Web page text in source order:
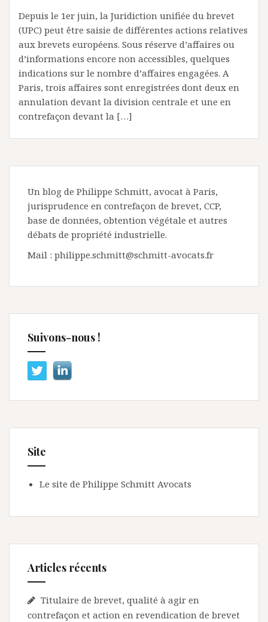
Depuis le 1er juin, la Juridiction unifiée du brevet
(UPC) peut être saisie de différentes actions relatives
aux brevets européens. Sous réserve d’affaires ou
d’informations encore non accessibles, quelques
indications sur le nombre d’affaires engagées. A
Paris, trois affaires sont enregistrées dont deux en
annulation devant la division centrale et une en
contrefaçon devant la […]
Un blog de Philippe Schmitt, avocat à Paris,
jurisprudence en contrefaçon de brevet, CCP,
base de données, obtention végétale et autres
débats de propriété industrielle.
Mail : philippe.schmitt@schmitt-avocats.fr
Suivons-nous !
Site
Le site de Philippe Schmitt Avocats
Articles récents
Titulaire de brevet, qualité à agir en
contrefaçon et action en revendication de brevet